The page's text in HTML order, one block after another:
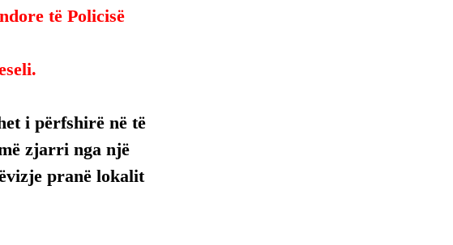
të Policisë
i përfshirë në të
zjarri nga një
pranë lokalit